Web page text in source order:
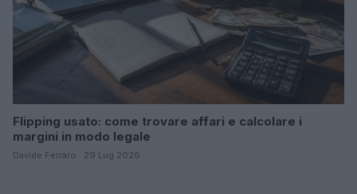
Flipping usato: come trovare affari e calcolare i
margini in modo legale
Davide Ferraro · 29 Lug 2026